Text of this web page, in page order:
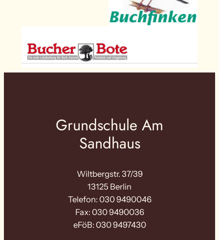
Grundschule Am
Sandhaus
Wiltbergstr. 37/39
13125 Berlin
Telefon: 030 9490046
Fax: 030 9490036
eFöB: 030 9497430